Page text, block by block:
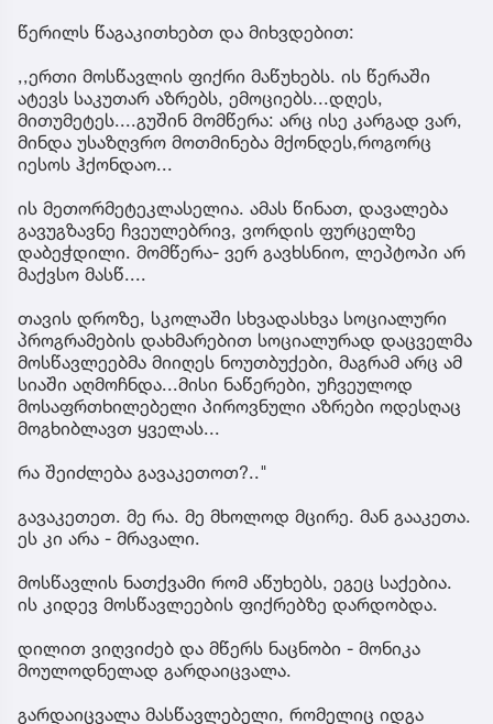
წერილს წაგაკითხებთ და მიხვდებით:
,,ერთი მოსწავლის ფიქრი მაწუხებს. ის წერაში
ატევს საკუთარ აზრებს, ემოციებს...დღეს,
მითუმეტეს....გუშინ მომწერა: არც ისე კარგად ვარ,
მინდა უსაზღვრო მოთმინება მქონდეს,როგორც
იესოს ჰქონდაო...
ის მეთორმეტეკლასელია. ამას წინათ, დავალება
გავუგზავნე ჩვეულებრივ, ვორდის ფურცელზე
დაბეჭდილი. მომწერა- ვერ გავხსნიო, ლეპტოპი არ
მაქვსო მასწ....
თავის დროზე, სკოლაში სხვადასხვა სოციალური
პროგრამების დახმარებით სოციალურად დაცველმა
მოსწავლეებმა მიიღეს ნოუთბუქები, მაგრამ არც ამ
სიაში აღმოჩნდა...მისი ნაწერები, უჩვეულოდ
მოსაფრთხილებელი პიროვნული აზრები ოდესღაც
მოგხიბლავთ ყველას...
რა შეიძლება გავაკეთოთ?.."
გავაკეთეთ. მე რა. მე მხოლოდ მცირე. მან გააკეთა.
ეს კი არა - მრავალი.
მოსწავლის ნათქვამი რომ აწუხებს, ეგეც საქებია.
ის კიდევ მოსწავლეების ფიქრებზე დარდობდა.
დილით ვიღვიძებ და მწერს ნაცნობი - მონიკა
მოულოდნელად გარდაიცვალა.
გარდაიცვალა მასწავლებელი, რომელიც იდგა